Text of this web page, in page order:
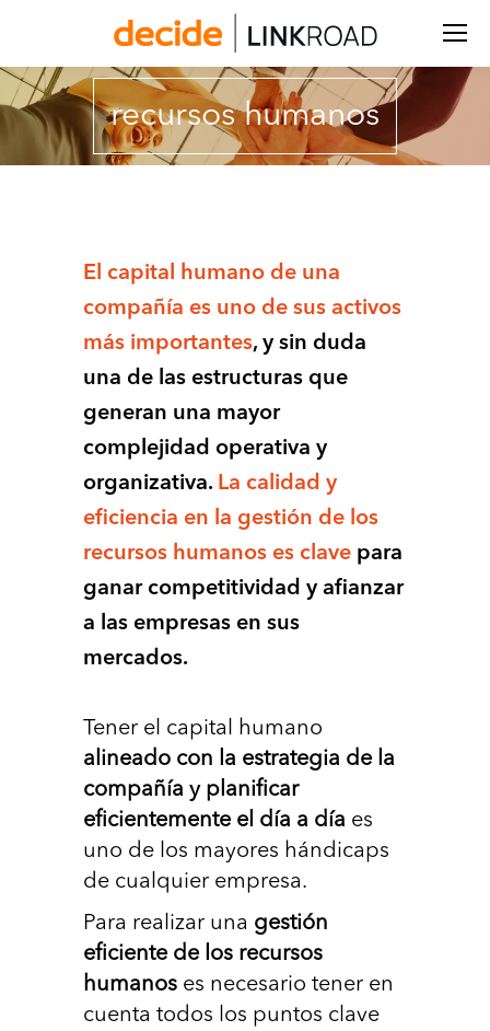
recursos humanos
Estás aquí:
El capital humano de una
compañía es uno de sus activos
más importantes, y sin duda
una de las estructuras que
generan una mayor
complejidad operativa y
organizativa. La calidad y
eﬁciencia en la gestión de los
recursos humanos es clavepara
ganar competitividad y aﬁanzar
a las empresas en sus
mercados.
Tener el capital humano
alineado con la estrategia de la
compañía y planiﬁcar
eﬁcientemente el día a día es
uno de los mayores hándicaps
de cualquier empresa.
Para realizar una gestión
eﬁciente de los recursos
humanoses necesario tener en
cuenta todos los puntos clave